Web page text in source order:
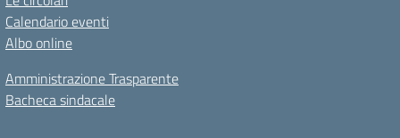
Calendario eventi
Albo online
Amministrazione Trasparente
Bacheca sindacale